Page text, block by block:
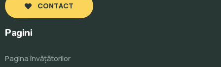
CONTACT
Pagini
Pagina învăţătorilor